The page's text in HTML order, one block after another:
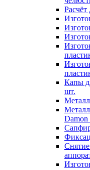
Расчёт
Капы
шт.
Damon